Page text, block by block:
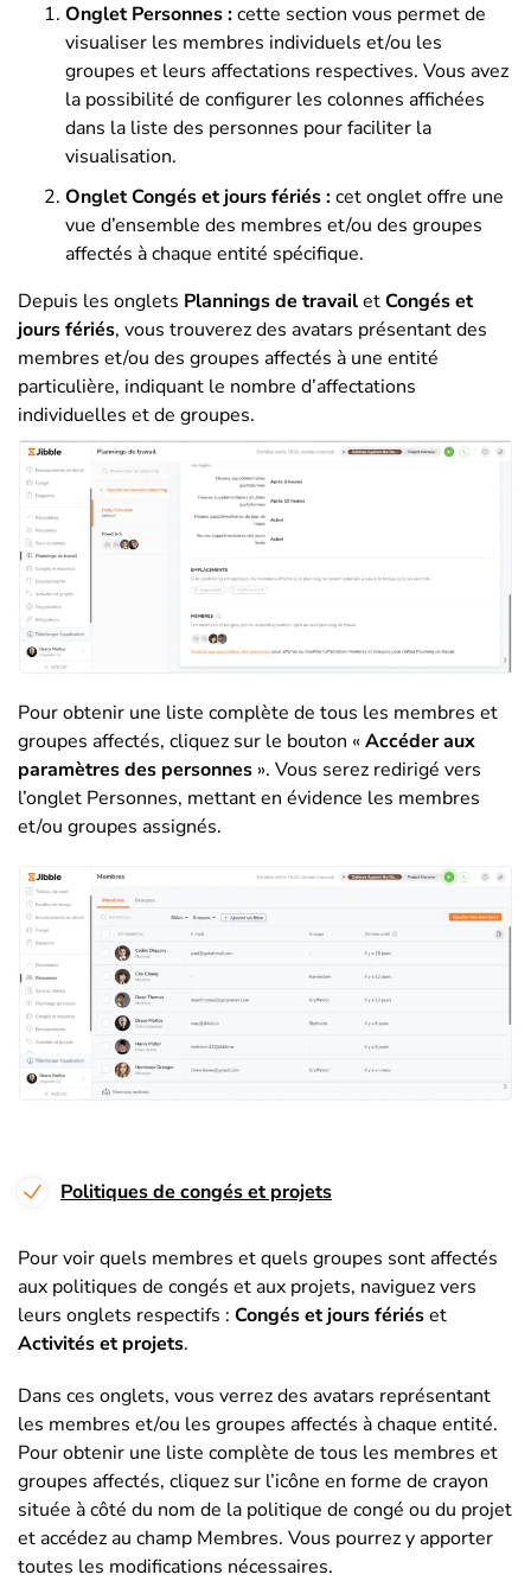
Onglet Personnes :cette section vous permet de
visualiser les membres individuels et/ou les
groupes et leurs affectations respectives. Vous avez
la possibilité de configurer les colonnes affichées
dans la liste des personnes pour faciliter la
visualisation.
Onglet Congés et jours fériés :cet onglet offre une
vue d’ensemble des membres et/ou des groupes
affectés à chaque entité spécifique.
Depuis les onglets Plannings de travailetCongés et
jours fériés, vous trouverez des avatars présentant des
membres et/ou des groupes affectés à une entité
particulière, indiquant le nombre d’affectations
individuelles et de groupes.
Pour obtenir une liste complète de tous les membres et
groupes affectés, cliquez sur le bouton «Accéder aux
paramètres des personnes ». Vous serez redirigé vers
l’onglet Personnes, mettant en évidence les membres
et/ou groupes assignés.
Politiques de congés et projets
Pour voir quels membres et quels groupes sont affectés
aux politiques de congés et aux projets, naviguez vers
leurs onglets respectifs : Congés et jours fériéset
Activités et projets.
Dans ces onglets, vous verrez des avatars représentant
les membres et/ou les groupes affectés à chaque entité.
Pour obtenir une liste complète de tous les membres et
groupes affectés, cliquez sur l’icône en forme de crayon
située à côté du nom de la politique de congé ou du projet
et accédez au champ Membres. Vous pourrez y apporter
toutes les modifications nécessaires.